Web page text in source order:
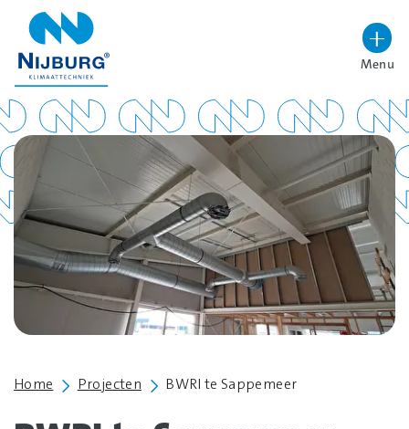
overslaan
Hoog contrast wisselenMenu
Home Projecten BWRI te Sappemeer